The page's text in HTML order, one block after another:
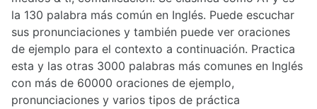
la 130 palabra más común en Inglés. Puede escuchar
sus pronunciaciones y también puede ver oraciones
de ejemplo para el contexto a continuación. Practica
esta y las otras 3000 palabras más comunes en Inglés
con más de 60000 oraciones de ejemplo,
pronunciaciones y varios tipos de práctica